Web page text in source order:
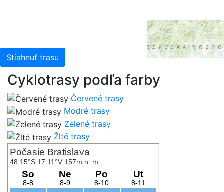
Stiahnuť trasu
Cyklotrasy podľa farby
Červené trasy
Modré trasy
Zelené trasy
Žlté trasy